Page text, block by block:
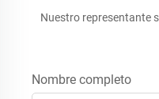
Nuestro representante
Nombre completo